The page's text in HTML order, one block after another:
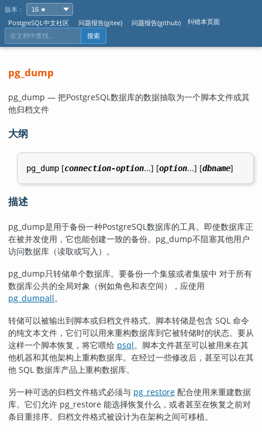
版本：
PostgreSQL中文社区
问题报告(gitee) 问题报告(github) 纠错本页面
搜索
pg_dump
pg_dump — 把PostgreSQL数据库的数据抽取为一个脚本文件或其
他归档文件
大纲
pg_dump[connection-option...] [option...] [dbname]
描述
pg_dump是用于备份一种PostgreSQL数据库的工具。即使数据库正
在被并发使用，它也能创建一致的备份。 pg_dump不阻塞其他用户
访问数据库（读取或写入）。
pg_dump只转储单个数据库。要备份一个集簇或者集簇中 对于所有
数据库公共的全局对象（例如角色和表空间），应使用
pg_dumpall。
转储可以被输出到脚本或归档文件格式。脚本转储是包含 SQL 命令
的纯文本文件，它们可以用来重构数据库到它被转储时的状态。要从
这样一个脚本恢复，将它喂给 psql。脚本文件甚至可以被用来在其
他机器和其他架构上重构数据库。在经过一些修改后，甚至可以在其
他 SQL 数据库产品上重构数据库。
另一种可选的归档文件格式必须与 pg_restore 配合使用来重建数据
库。它们允许 pg_restore 能选择恢复什么，或者甚至在恢复之前对
条目重排序。归档文件格式被设计为在架构之间可移植。